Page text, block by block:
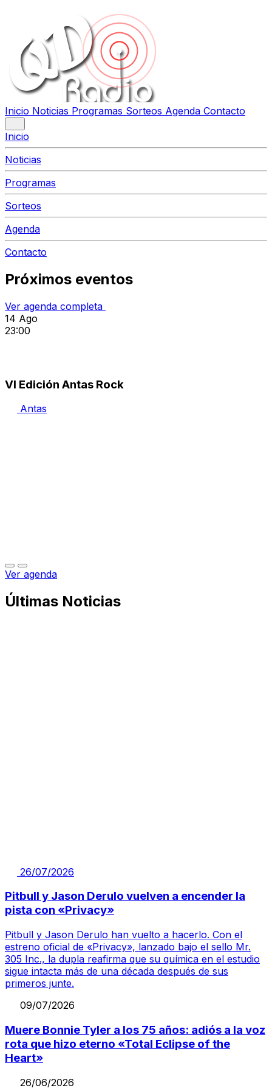
Inicio Noticias Programas Sorteos Agenda Contacto
Inicio
Noticias
Programas
Sorteos
Agenda
Contacto
Próximos eventos
Ver agenda completa
14 Ago
23:00
VI Edición Antas Rock
Antas
Ver agenda
Últimas Noticias
26/07/2026
Pitbull y Jason Derulo vuelven a encender la
pista con «Privacy»
Pitbull y Jason Derulo han vuelto a hacerlo. Con el
estreno oficial de «Privacy», lanzado bajo el sello Mr.
305 Inc., la dupla reafirma que su química en el estudio
sigue intacta más de una década después de sus
primeros junte.
09/07/2026
Muere Bonnie Tyler a los 75 años: adiós a la voz
rota que hizo eterno «Total Eclipse of the
Heart»
26/06/2026